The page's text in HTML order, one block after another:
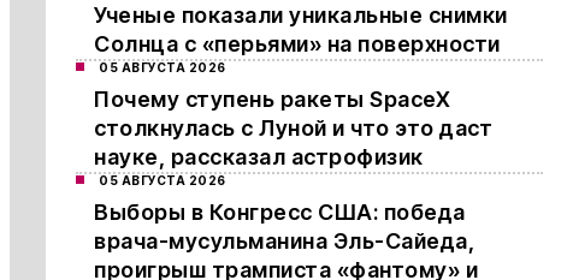
Ученые показали уникальные снимки
Солнца с «перьями» на поверхности
05 АВГУСТА 2026
Почему ступень ракеты SpaceX
столкнулась с Луной и что это даст
науке, рассказал астрофизик
05 АВГУСТА 2026
Выборы в Конгресс США: победа
врача-мусульманина Эль-Сайеда,
проигрыш трамписта «фантому» и